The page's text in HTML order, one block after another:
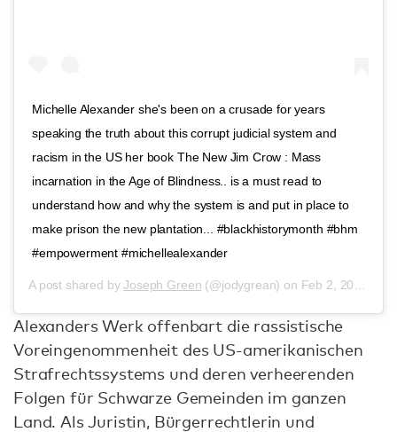
Michelle Alexander she's been on a crusade for years
speaking the truth about this corrupt judicial system and
racism in the US her book The New Jim Crow : Mass
incarnation in the Age of Blindness.. is a must read to
understand how and why the system is and put in place to
make prison the new plantation... #blackhistorymonth #bhm
#empowerment #michellealexander
A post shared byJoseph Green (@jodygrean) on Feb 2, 2017 at 5:46am PST
Alexanders Werk offenbart die rassistische
Voreingenommenheit des US-amerikanischen
Strafrechtssystems und deren verheerenden
Folgen für Schwarze Gemeinden im ganzen
Land. Als Juristin, Bürgerrechtlerin und